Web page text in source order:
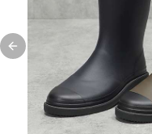
Previous slide